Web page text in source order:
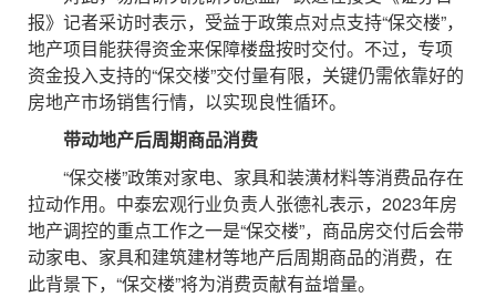
报》记者采访时表示，受益于政策点对点支持“保交楼”，
地产项目能获得资金来保障楼盘按时交付。不过，专项
资金投入支持的“保交楼”交付量有限，关键仍需依靠好的
房地产市场销售行情，以实现良性循环。
带动地产后周期商品消费
“保交楼”政策对家电、家具和装潢材料等消费品存在
拉动作用。中泰宏观行业负责人张德礼表示，2023年房
地产调控的重点工作之一是“保交楼”，商品房交付后会带
动家电、家具和建筑建材等地产后周期商品的消费，在
此背景下，“保交楼”将为消费贡献有益增量。